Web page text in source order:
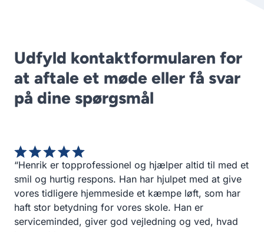
Udfyld kontaktformularen for
at aftale et møde eller få svar
på dine spørgsmål
“Henrik er topprofessionel og hjælper altid til med et
smil og hurtig respons. Han har hjulpet med at give
vores tidligere hjemmeside et kæmpe løft, som har
haft stor betydning for vores skole. Han er
serviceminded, giver god vejledning og ved, hvad